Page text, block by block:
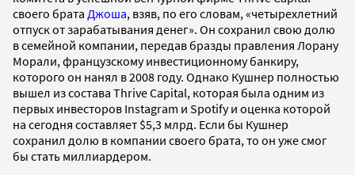
своего брата Джоша, взяв, по его словам, «четырехлетний
отпуск от зарабатывания денег». Он сохранил свою долю
в семейной компании, передав бразды правления Лорану
Морали, французскому инвестиционному банкиру,
которого он нанял в 2008 году. Однако Кушнер полностью
вышел из состава Thrive Capital, которая была одним из
первых инвесторов Instagram и Spotify и оценка которой
на сегодня составляет $5,3 млрд. Если бы Кушнер
сохранил долю в компании своего брата, то он уже смог
бы стать миллиардером.